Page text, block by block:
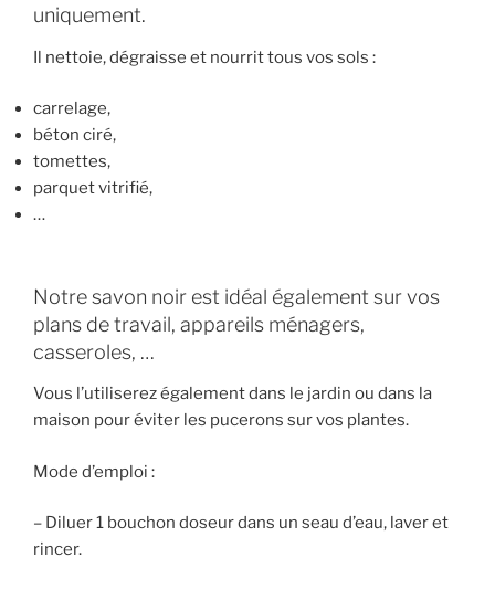
uniquement.
Il nettoie, dégraisse et nourrit tous vos sols :
carrelage,
béton ciré,
tomettes,
parquet vitrifié,
…
Notre savon noir est idéal également sur vos
plans de travail, appareils ménagers,
casseroles, …
Vous l’utiliserez également dans le jardin ou dans la
maison pour éviter les pucerons sur vos plantes.
Mode d’emploi :
– Diluer 1 bouchon doseur dans un seau d’eau, laver et
rincer.